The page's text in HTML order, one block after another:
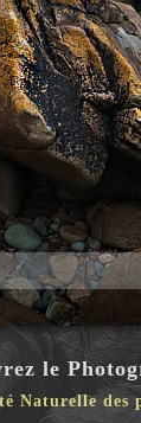
le
Naturelle des